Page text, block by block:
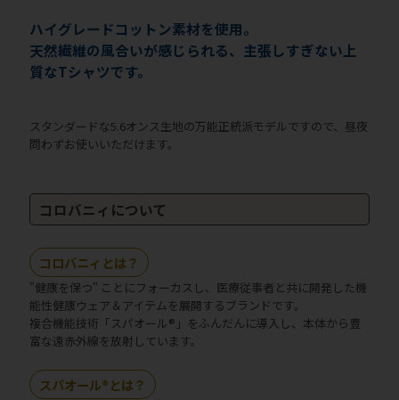
ハイグレードコットン素材を使用。
天然繊維の風合いが感じられる、主張しすぎない上
質なTシャツです。
スタンダードな5.6オンス生地の万能正統派モデルですので、昼夜
問わずお使いいただけます。
コロバニィについて
コロバニィとは？
"健康を保つ" ことにフォーカスし、医療従事者と共に開発した機
能性健康ウェア＆アイテムを展開するブランドです。
複合機能技術「スパオール®」をふんだんに導入し、本体から豊
富な遠赤外線を放射しています。
スパオール®とは？